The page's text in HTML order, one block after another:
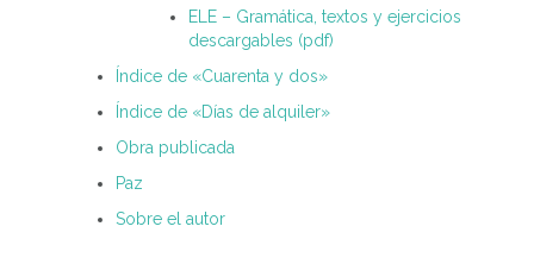
ELE – Gramática, textos y ejercicios
descargables (pdf)
Índice de «Cuarenta y dos»
Índice de «Días de alquiler»
Obra publicada
Paz
Sobre el autor